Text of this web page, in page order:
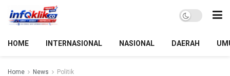
HOME INTERNASIONAL NASIONAL DAERAH
Home News Politik